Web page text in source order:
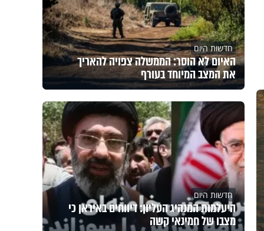
חדשות היום
האיום לא הוסר: הממשלה צפויה להאריך
את המצב המיוחד בעורף
חדשות היום
היעלמות המנהיג העליון: דיווחים באיראן כי
מצבו של חמינאי קשה